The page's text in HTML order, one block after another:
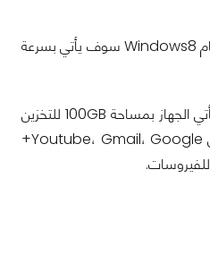
من المتوقع ان نظام تشغيل Chrome os ان تصل سرعة عملية Booting الي اقل من 10 ثواني فقط، ومن المعروف ان نظام Windows8 سوف يأتي بسرعة
يتميز الجهاز الجديدة بوجود بعض الخدمات الرائعة مثل، تطبيقات التخزين السحابي من شركة جوجل والذي من المفترض ان يأتي الجهاز بمساحة 100GB للتخزين
السحابي لمدة عامين بعد ذلك عليك ان تدفع المال إذا اردت ان تستمر الخدمة، ويوجد بعض التطبيقات العادية من جوجل: مثل Youtube، Gmail، Google+